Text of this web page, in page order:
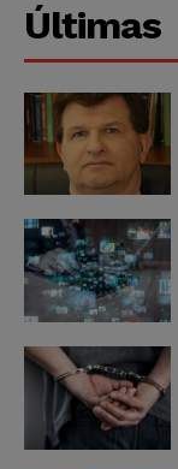
Últimas